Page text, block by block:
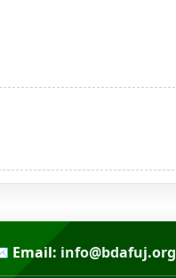
Email: info@bdafuj.org